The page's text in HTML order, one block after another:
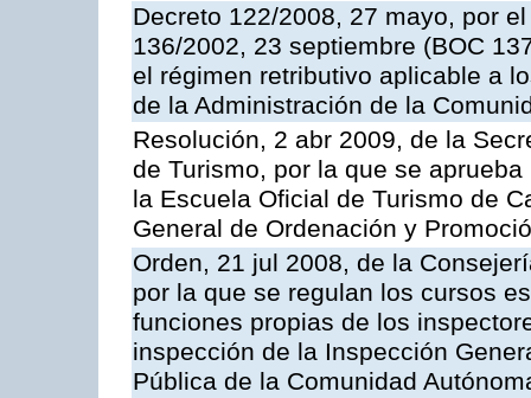
Decreto 122/2008, 27 mayo, por
136/2002, 23 septiembre (BOC
el régimen retributivo aplicable a
de la Administración de la
Resolución, 2 abr 2009, de la
de Turismo, por la que se
la Escuela Oficial de Turismo de
General de Ordenación y
Orden, 21 jul 2008, de la
por la que se regulan los cursos
funciones propias de los
inspección de la Inspección
Pública de la Comunidad